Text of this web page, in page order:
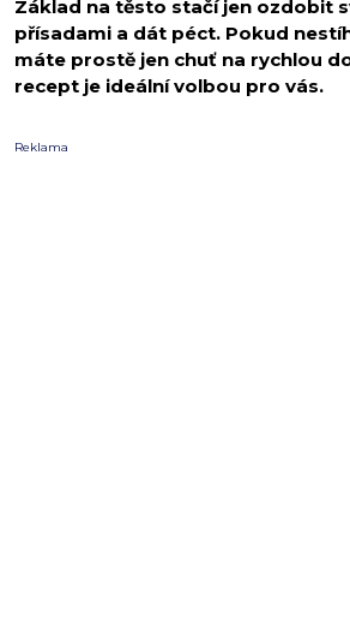
Základ na těsto stačí jen ozdobit
přísadami a dát péct. Pokud
máte prostě jen chuť na rychlou
recept je ideální volbou pro vás.
Reklama